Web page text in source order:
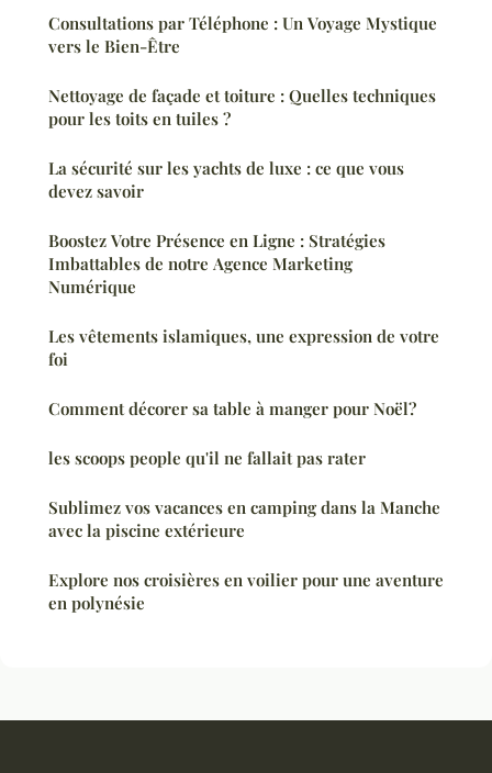
Consultations par Téléphone : Un Voyage Mystique
vers le Bien-Être
Nettoyage de façade et toiture : Quelles techniques
pour les toits en tuiles ?
La sécurité sur les yachts de luxe : ce que vous
devez savoir
Boostez Votre Présence en Ligne : Stratégies
Imbattables de notre Agence Marketing
Numérique
Les vêtements islamiques, une expression de votre
foi
Comment décorer sa table à manger pour Noël?
les scoops people qu'il ne fallait pas rater
Sublimez vos vacances en camping dans la Manche
avec la piscine extérieure
Explore nos croisières en voilier pour une aventure
en polynésie